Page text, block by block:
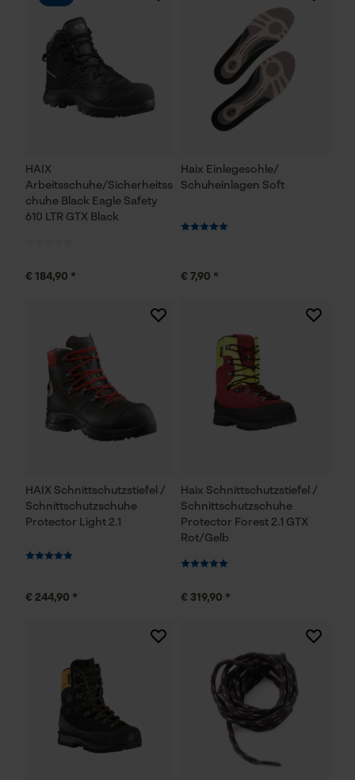
HAIX
Arbeitsschuhe/Sicherheitss
chuhe Black Eagle Safety
610 LTR GTX Black
€ 184,90 *
Haix Einlegesohle/
Schuheinlagen Soft
€ 7,90 *
HAIX Schnittschutzstiefel /
Schnittschutzschuhe
Protector Light 2.1
€ 244,90 *
Haix Schnittschutzstiefel /
Schnittschutzschuhe
Protector Forest 2.1 GTX
Rot/Gelb
€ 319,90 *